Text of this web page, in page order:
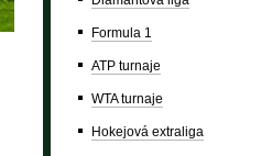
Formula 1
ATP turnaje
WTA turnaje
Hokejová extraliga